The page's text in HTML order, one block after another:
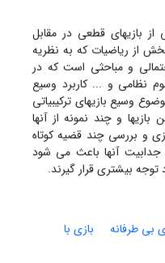
از بازیهای قطعی در مقابل
از ریاضیات که به نظریه
و مباحثی است که در
نظامی و ... کاربرد وسیع
وسیع بازیهای ترکیبیاتی
بازیها و چند نمونه از آنها
و بررسی چند قضیه کوتاه
جدابیت آنها باعث می شود
توجه بیشتری قرار گیرند.
بی طرفانه
بازی با